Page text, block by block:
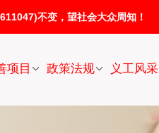
不变，望社会大众周知！
项目 政策法规 义工风采